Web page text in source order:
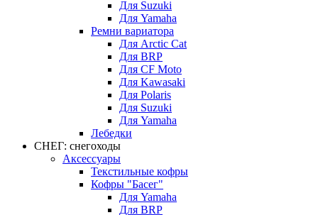
Для Suzuki
Для Yamaha
Ремни вариатора
Для Arctic Cat
Для BRP
Для CF Moto
Для Kawasaki
Для Polaris
Для Suzuki
Для Yamaha
Лебедки
СНЕГ: снегоходы
Аксессуары
Текстильные кофры
Кофры "Басег"
Для Yamaha
Для BRP